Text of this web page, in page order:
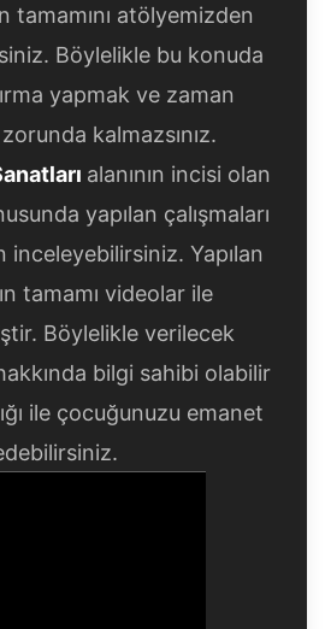
tamamını atölyemizden
Böylelikle bu konuda
yapmak ve zaman
kalmazsınız.
alanının incisi olan
yapılan çalışmaları
Yapılan
tamamı videolar ile
Böylelikle verilecek
bilgi sahibi olabilir
ile çocuğunuzu emanet